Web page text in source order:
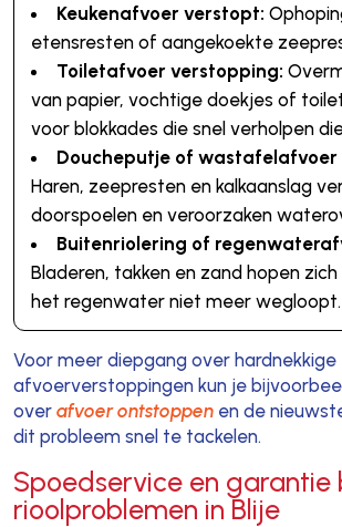
Keukenafvoer verstopt:
etensresten of aangekoekte
Toiletafvoer verstopping:
van papier, vochtige doekjes of
voor blokkades die snel verholpen
Doucheputje of wastafelafvoer
Haren, zeepresten en kalkaanslag
doorspoelen en veroorzaken
Buitenriolering of
Bladeren, takken en zand hopen
het regenwater niet meer wegloopt.
Voor meer diepgang over hardnekkige
afvoerverstoppingen kun je
over afvoer ontstoppenen de
dit probleem snel te tackelen.
Spoedservice en garantie
rioolproblemen in Blije